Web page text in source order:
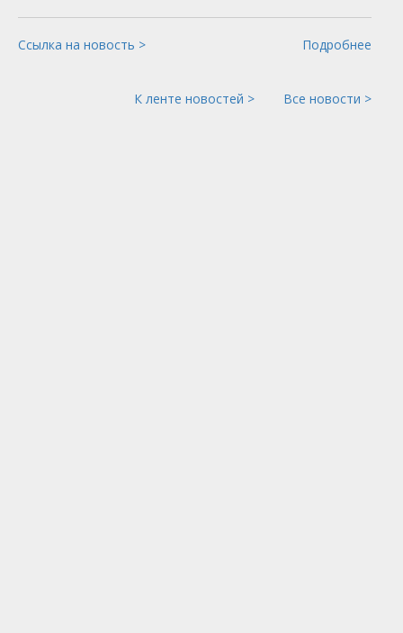
Ссылка на новость > Подробнее
К ленте новостей > Все новости >